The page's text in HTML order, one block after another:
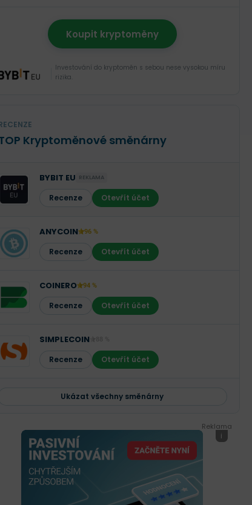
Koupit kryptoměny
Investování do kryptoměn s sebou nese vysokou míru
rizika.
Kryptoměnové směnárny
BYBIT EU REKLAMA
Recenze Otevřít účet
ANYCOIN 96 %
Recenze Otevřít účet
COINERO 94 %
Recenze Otevřít účet
SIMPLECOIN
Recenze Otevřít účet
Ukázat všechny směnárny
Reklama
i